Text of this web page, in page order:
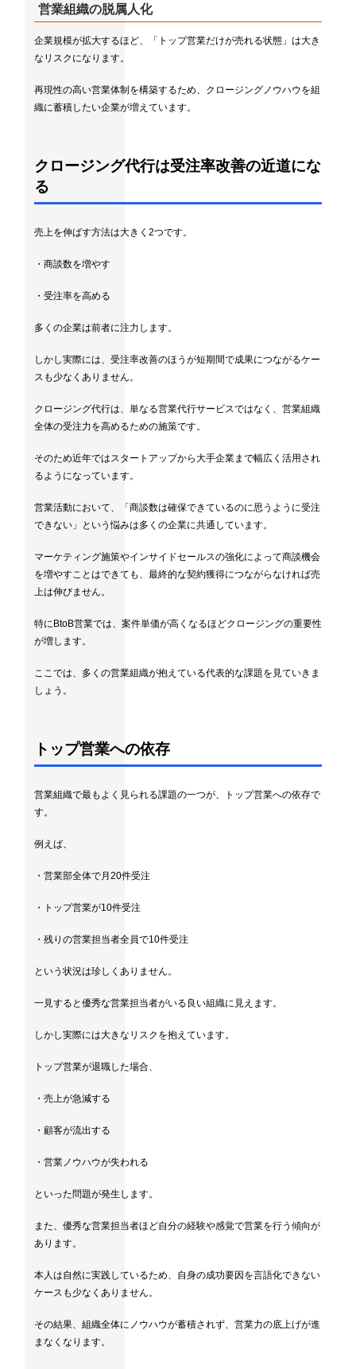
営業組織の脱属人化
企業規模が拡大するほど、「トップ営業だけが売れる状態」は大き
なリスクになります。
再現性の高い営業体制を構築するため、クロージングノウハウを組
織に蓄積したい企業が増えています。
クロージング代行は受注率改善の近道にな
る
売上を伸ばす方法は大きく2つです。
・商談数を増やす
・受注率を高める
多くの企業は前者に注力します。
しかし実際には、受注率改善のほうが短期間で成果につながるケー
スも少なくありません。
クロージング代行は、単なる営業代行サービスではなく、営業組織
全体の受注力を高めるための施策です。
そのため近年ではスタートアップから大手企業まで幅広く活用され
るようになっています。
営業活動において、「商談数は確保できているのに思うように受注
できない」という悩みは多くの企業に共通しています。
マーケティング施策やインサイドセールスの強化によって商談機会
を増やすことはできても、最終的な契約獲得につながらなければ売
上は伸びません。
特にBtoB営業では、案件単価が高くなるほどクロージングの重要性
が増します。
ここでは、多くの営業組織が抱えている代表的な課題を見ていきま
しょう。
トップ営業への依存
営業組織で最もよく見られる課題の一つが、トップ営業への依存で
す。
例えば、
・営業部全体で月20件受注
・トップ営業が10件受注
・残りの営業担当者全員で10件受注
という状況は珍しくありません。
一見すると優秀な営業担当者がいる良い組織に見えます。
しかし実際には大きなリスクを抱えています。
トップ営業が退職した場合、
・売上が急減する
・顧客が流出する
・営業ノウハウが失われる
といった問題が発生します。
また、優秀な営業担当者ほど自分の経験や感覚で営業を行う傾向が
あります。
本人は自然に実践しているため、自身の成功要因を言語化できない
ケースも少なくありません。
その結果、組織全体にノウハウが蓄積されず、営業力の底上げが進
まなくなります。